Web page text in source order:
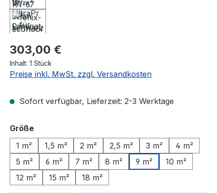
Regulärer Preis:
303,00 €
Inhalt: 1 Stück
Preise inkl. MwSt. zzgl. Versandkosten
Sofort verfügbar, Lieferzeit: 2-3 Werktage
Größeauswählen
1 m²
1,5 m² 2 m² 2,5 m² 3 m²
4 m²
5 m²
6 m² 7 m² 8 m² 9 m²
10 m²
12 m²
15 m² 18 m²